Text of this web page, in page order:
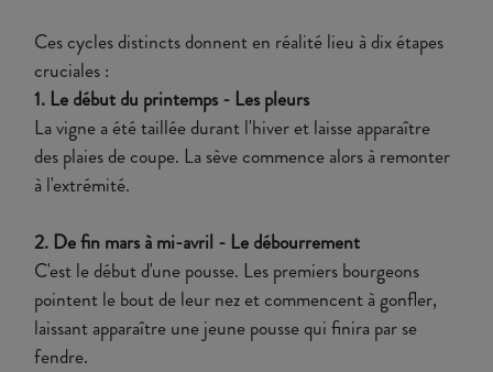
Ces cycles distincts donnent en réalité lieu à dix étapes
cruciales :
1. Le début du printemps - Les pleurs
La vigne a été taillée durant l'hiver et laisse apparaître
des plaies de coupe. La sève commence alors à remonter
à l'extrémité.
2. De fin mars à mi-avril - Le débourrement
C'est le début d'une pousse. Les premiers bourgeons
pointent le bout de leur nez et commencent à gonfler,
laissant apparaître une jeune pousse qui finira par se
fendre.